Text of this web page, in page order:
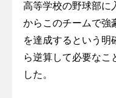
高等学校の野球部に
からこのチームで強
を達成するという明
ら逆算して必要なこ
した。